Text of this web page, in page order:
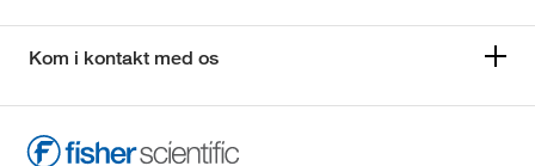
Kom i kontakt med os